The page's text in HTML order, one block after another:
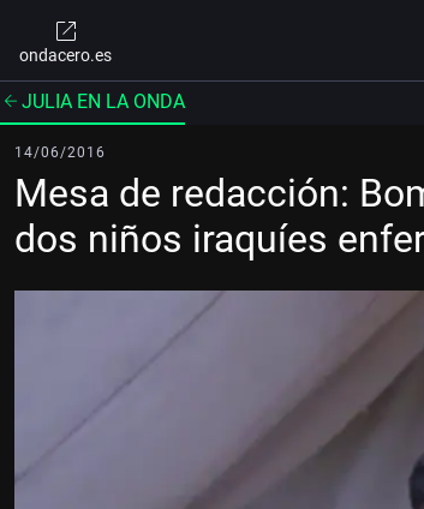
ondacero.es
JULIA EN LA ONDA
14/06/2016
Mesa de redacción:
dos niños iraquíes